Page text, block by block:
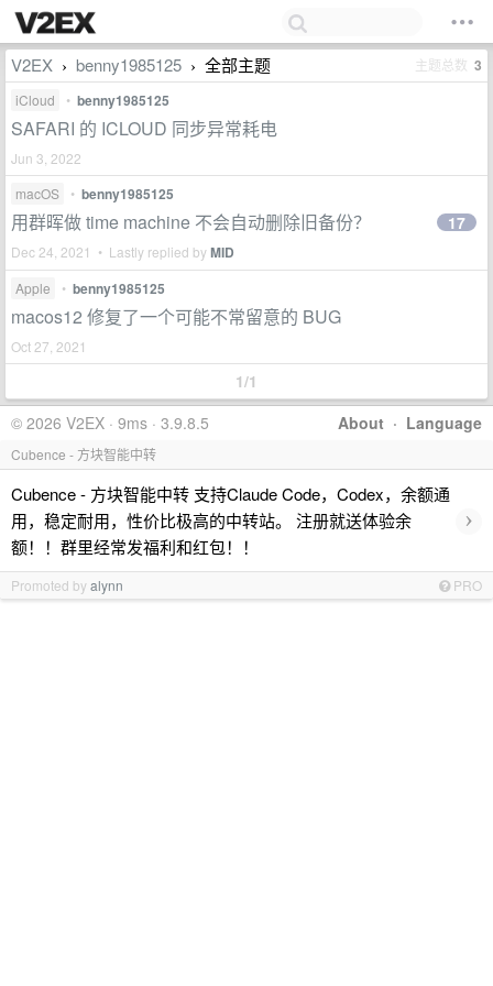
V2EX › benny1985125 › 全部主题 主题总数 3
iCloud • benny1985125
SAFARI 的 ICLOUD 同步异常耗电
Jun 3, 2022
macOS
• benny1985125
用群晖做 time machine 不会自动删除旧备份？
Dec 24, 2021 • Lastly replied byMID
17
Apple • benny1985125
macos12 修复了一个可能不常留意的 BUG
Oct 27, 2021
1/1
About · Language
© 2026 V2EX · 9ms · 3.9.8.5
Cubence - 方块智能中转
Cubence - 方块智能中转 支持Claude Code，Codex，余额通
用，稳定耐用，性价比极高的中转站。 注册就送体验余
额！！群里经常发福利和红包！！
›
Promoted byalynn PRO